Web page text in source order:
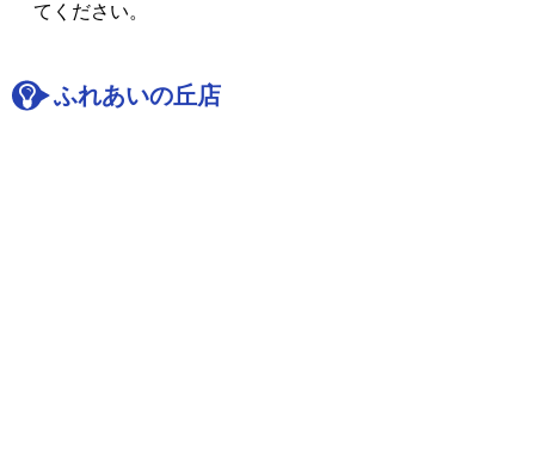
てください。
ふれあいの丘店